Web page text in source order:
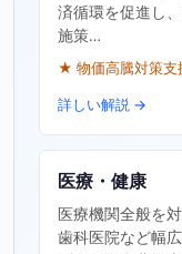
済循環を促進し
施策…
★ 物価高騰対策支
詳しい解説 →
医療・健康
医療機関全般を
歯科医院など幅